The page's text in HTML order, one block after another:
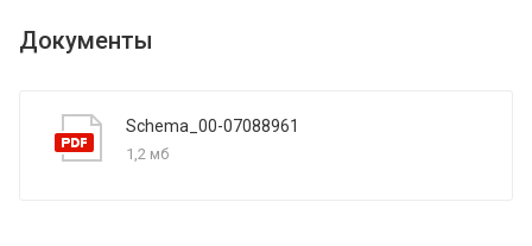
Документы
Schema_00-07088961
1,2 мб